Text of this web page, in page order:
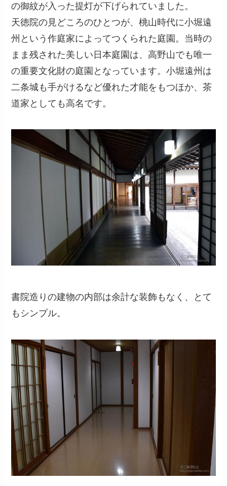
の御紋が入った提灯が下げられていました。
天徳院の見どころのひとつが、桃山時代に小堀遠
州という作庭家によってつくられた庭園。当時の
まま残された美しい日本庭園は、高野山でも唯一
の重要文化財の庭園となっています。小堀遠州は
二条城も手がけるなど優れた才能をもつほか、茶
道家としても高名です。
書院造りの建物の内部は余計な装飾もなく、とて
もシンプル。